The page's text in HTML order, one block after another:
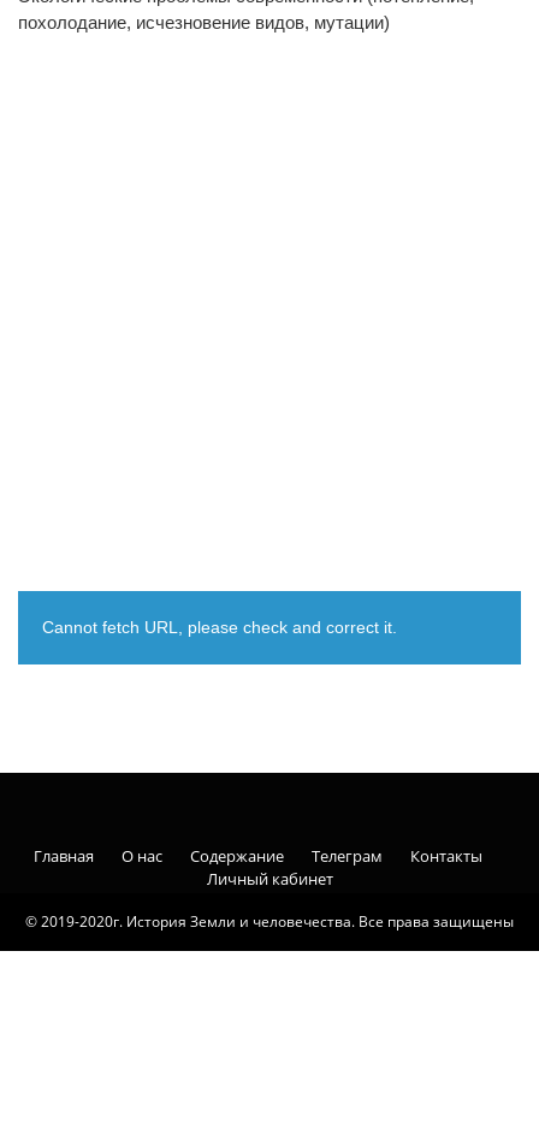
похолодание, исчезновение видов, мутации)
Cannot fetch URL, please check and correct it.
© 2019-2020г. История Земли и человечества. Все права защищены
Главная О нас Содержание Телеграм
Контакты
Личный кабинет